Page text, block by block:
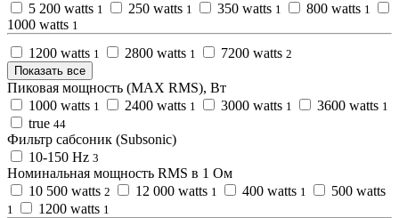
5 200 watts 1 250 watts 1 350 watts 1 800 watts 1
1000 watts 1
1200 watts 1 2800 watts 1 7200 watts 2
Показать все
Пиковая мощность (MAX RMS), Вт
1000 watts 1 2400 watts 1 3000 watts 1 3600 watts 1
true 44
Фильтр сабсоник (Subsonic)
10-150 Hz 3
Номинальная мощность RMS в 1 Ом
10 500 watts 2 12 000 watts 1 400 watts 1 500 watts
1 1200 watts 1